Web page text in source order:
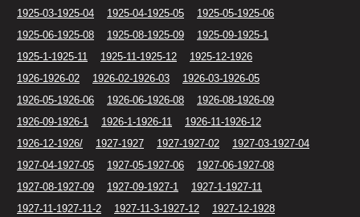
1925-03-1925-04
1925-04-1925-05
1925-05-1925-06
1925-06-1925-08
1925-08-1925-09
1925-09-1925-1
1925-1-1925-11
1925-11-1925-12
1925-12-1926
1926-1926-02
1926-02-1926-03
1926-03-1926-05
1926-05-1926-06
1926-06-1926-08
1926-08-1926-09
1926-09-1926-1
1926-1-1926-11
1926-11-1926-12
1926-12-1926/
1927-1927 1927-1927-02
1927-03-1927-04
1927-04-1927-05
1927-05-1927-06
1927-06-1927-08
1927-08-1927-09
1927-09-1927-1
1927-1-1927-11
1927-11-1927-11-2
1927-11-3-1927-12 1927-12-1928